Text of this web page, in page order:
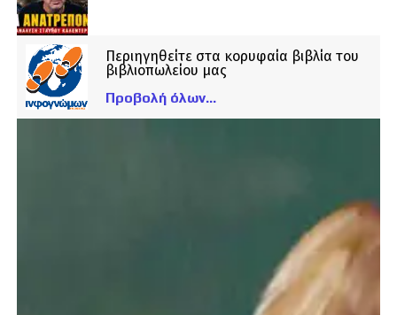
Περιηγηθείτε στα κορυφαία βιβλία του
βιβλιοπωλείου μας
Προβολή όλων